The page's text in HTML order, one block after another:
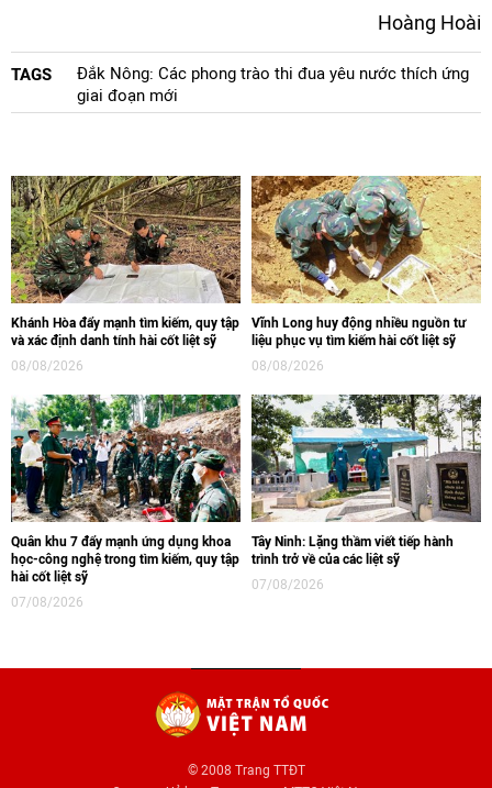
Hoàng Hoài
TAGS
Đắk Nông: Các phong trào thi đua yêu nước thích ứng
giai đoạn mới
Khánh Hòa đẩy mạnh tìm kiếm, quy tập
và xác định danh tính hài cốt liệt sỹ
08/08/2026
Vĩnh Long huy động nhiều nguồn tư
liệu phục vụ tìm kiếm hài cốt liệt sỹ
08/08/2026
Quân khu 7 đẩy mạnh ứng dụng khoa
học-công nghệ trong tìm kiếm, quy tập
hài cốt liệt sỹ
07/08/2026
Tây Ninh: Lặng thầm viết tiếp hành
trình trở về của các liệt sỹ
07/08/2026
© 2008 Trang TTĐT